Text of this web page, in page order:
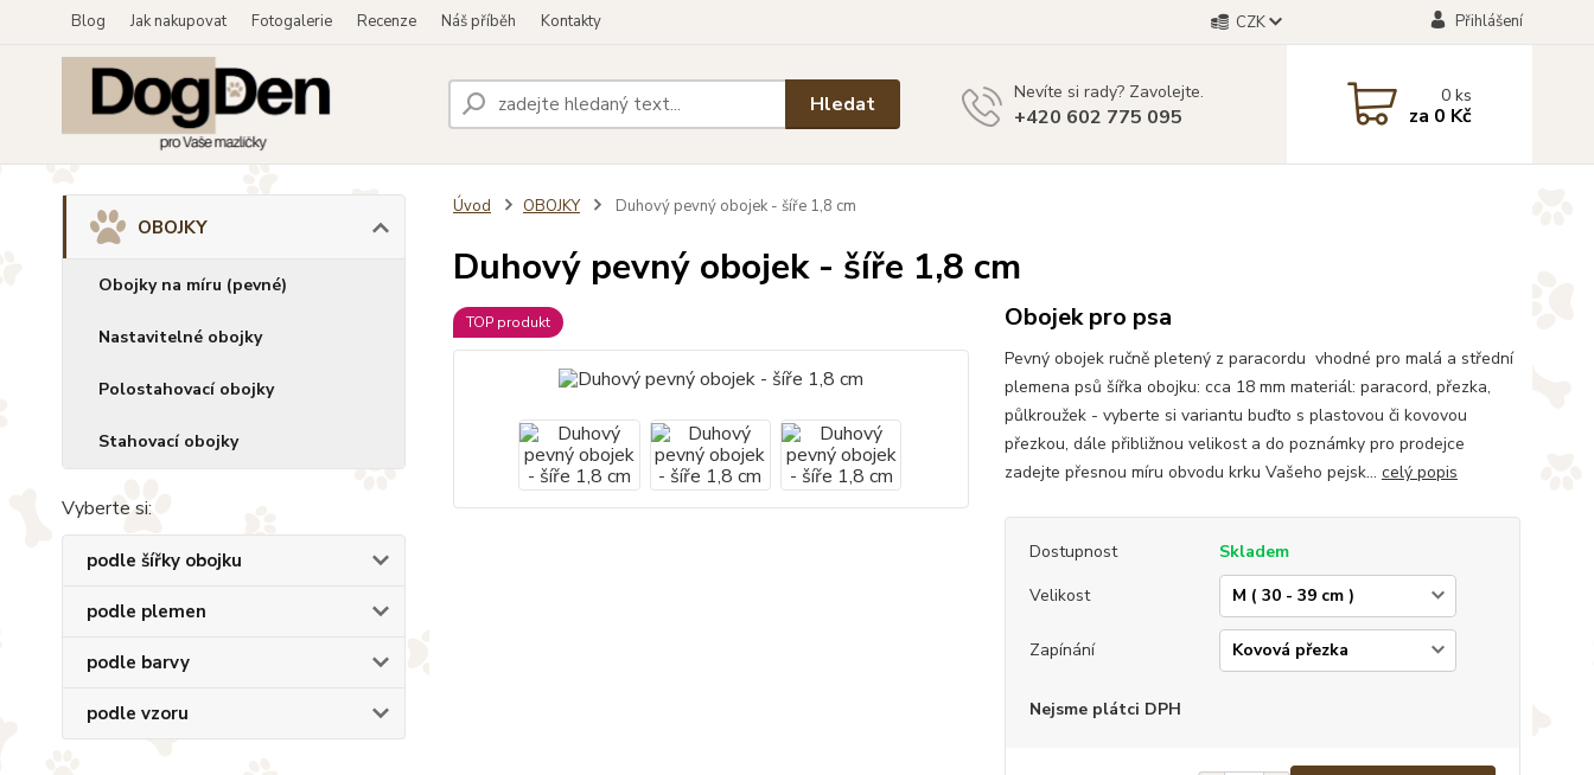
Blog Jak nakupovat Fotogalerie Recenze Náš příběh Kontakty CZK Přihlášení
Hledat Nevíte si rady? Zavolejte.
+420 602 775 095
0ks
za 0 Kč
OBOJKY
Obojky na míru (pevné)
Nastavitelné obojky
Polostahovací obojky
Stahovací obojky
Vyberte si:
podle šířky obojku
podle plemen
podle barvy
podle vzoru
Úvod OBOJKY Duhový pevný obojek - šíře 1,8 cm
Duhový pevný obojek - šíře 1,8 cm
TOP produkt Obojek pro psa
Pevný obojek ručně pletený z paracordu vhodné pro malá a střední
plemena psů šířka obojku: cca 18 mm materiál: paracord, přezka,
půlkroužek - vyberte si variantu buďto s plastovou či kovovou
přezkou, dále přibližnou velikost a do poznámky pro prodejce
zadejte přesnou míru obvodu krku Vašeho pejsk... celý popis
Dostupnost
Skladem
Velikost
Zapínání
Nejsme plátci DPH